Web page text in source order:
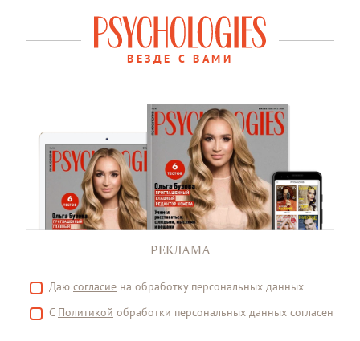
ВЕЗДЕ С ВАМИ
РЕКЛАМА
Даю согласие на обработку персональных данных
С Политикой обработки персональных данных согласен